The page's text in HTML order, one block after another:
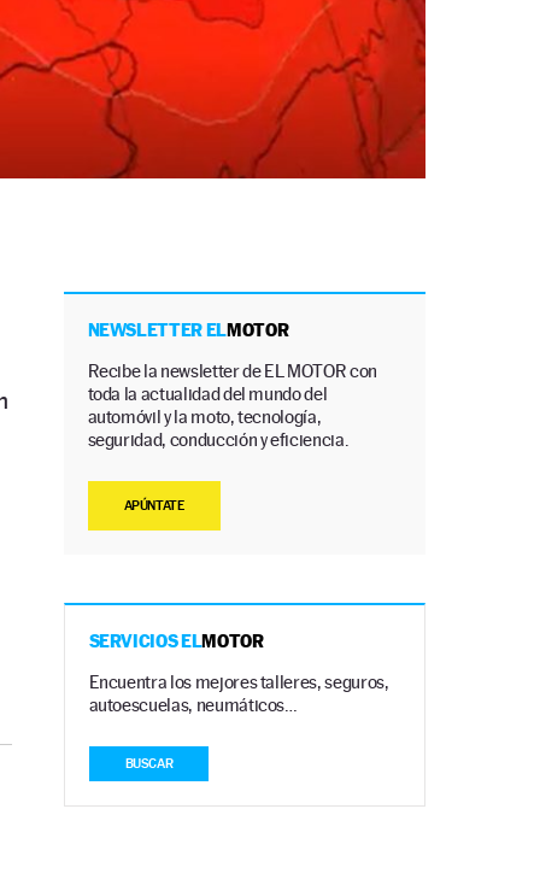
NEWSLETTER ELMOTOR
Recibe la newsletter de EL MOTOR con
toda la actualidad del mundo del
automóvil y la moto, tecnología,
seguridad, conducción y eficiencia.
APÚNTATE
SERVICIOS ELMOTOR
Encuentra los mejores talleres, seguros,
autoescuelas, neumáticos…
BUSCAR